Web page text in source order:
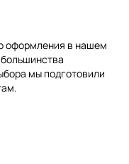
оформления в нашем
мы подготовили